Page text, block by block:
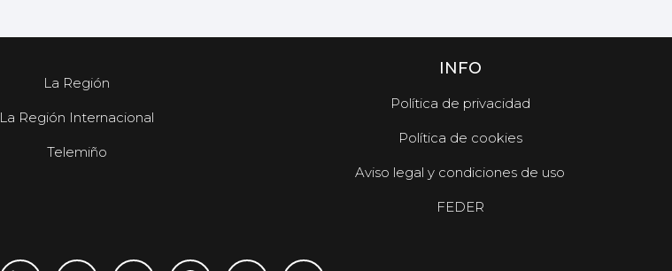
La Región
La Región Internacional
Telemiño
INFO
Política de privacidad
Política de cookies
Aviso legal y condiciones de uso
FEDER